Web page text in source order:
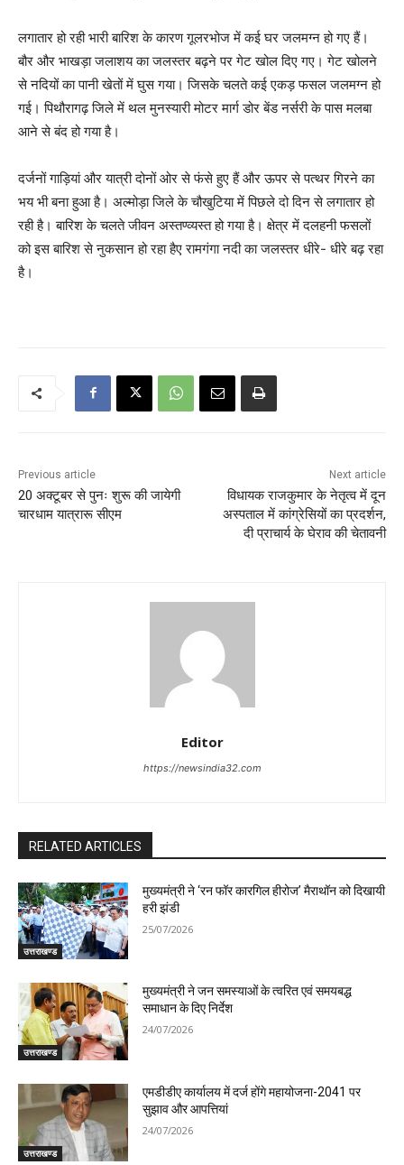
लगातार हो रही भारी बारिश के कारण गूलरभोज में कई घर जलमग्न हो गए हैं।
बौर और भाखड़ा जलाशय का जलस्तर बढ़ने पर गेट खोल दिए गए। गेट खोलने
से नदियों का पानी खेतों में घुस गया। जिसके चलते कई एकड़ फसल जलमग्न हो
गई। पिथौरागढ़ जिले में थल मुनस्यारी मोटर मार्ग डोर बेंड नर्सरी के पास मलबा
आने से बंद हो गया है।
दर्जनों गाड़ियां और यात्री दोनों ओर से फंसे हुए हैं और ऊपर से पत्थर गिरने का
भय भी बना हुआ है। अल्मोड़ा जिले के चौखुटिया में पिछले दो दिन से लगातार हो
रही है। बारिश के चलते जीवन अस्तण्व्यस्त हो गया है। क्षेत्र में दलहनी फसलों
को इस बारिश से नुकसान हो रहा हैए रामगंगा नदी का जलस्तर धीरे- धीरे बढ़ रहा
है।
Previous article
20 अक्टूबर से पुनः शुरू की जायेगी
चारधाम यात्रारू सीएम
Next article
विधायक राजकुमार के नेतृत्व में दून
अस्पताल में कांग्रेसियों का प्रदर्शन,
दी प्राचार्य के घेराव की चेतावनी
Editor
https://newsindia32.com
RELATED ARTICLES
उत्तराखण्ड
मुख्यमंत्री ने ‘रन फॉर कारगिल हीरोज’ मैराथॉन को दिखायी
हरी झंडी
25/07/2026
उत्तराखण्ड
मुख्यमंत्री ने जन समस्याओं के त्वरित एवं समयबद्ध
समाधान के दिए निर्देश
24/07/2026
उत्तराखण्ड
एमडीडीए कार्यालय में दर्ज होंगे महायोजना-2041 पर
सुझाव और आपत्तियां
24/07/2026